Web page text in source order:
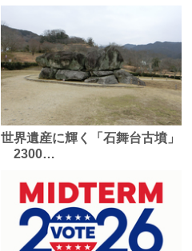
世界遺産に輝く「石舞台古墳」
2300…